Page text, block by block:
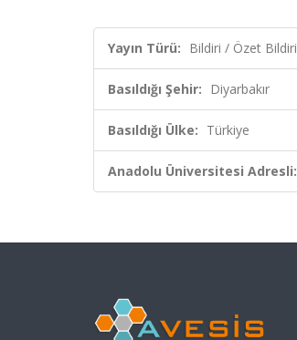
Yayın Türü: Bildiri / Özet Bildiri
Basıldığı Şehir: Diyarbakır
Basıldığı Ülke: Türkiye
Anadolu Üniversitesi Adresli: